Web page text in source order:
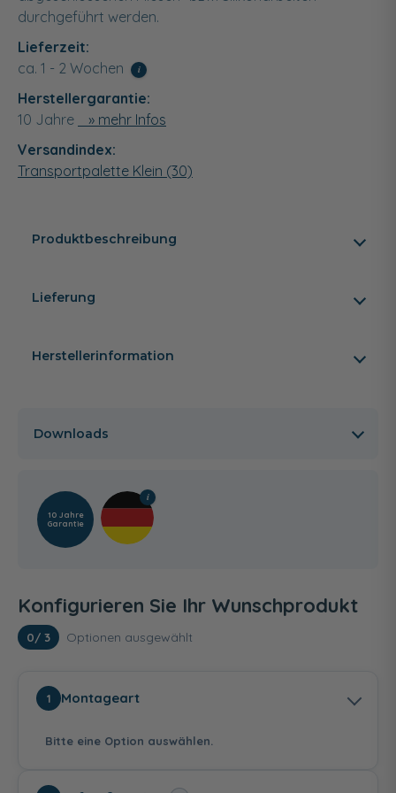
durchgeführt werden.
Lieferzeit:
ca. 1 - 2 Wochen
i
Herstellergarantie:
10 Jahre
» mehr Infos
Versandindex:
Transportpalette Klein (30)
Produktbeschreibung
Lieferung
Herstellerinformation
Downloads
10 Jahre
Garantie
Konfigurieren Sie Ihr Wunschprodukt
0/ 3 Optionen ausgewählt
1 Montageart
Bitte eine Option auswählen.